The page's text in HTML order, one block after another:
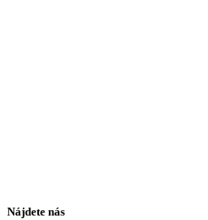
Nájdete nás